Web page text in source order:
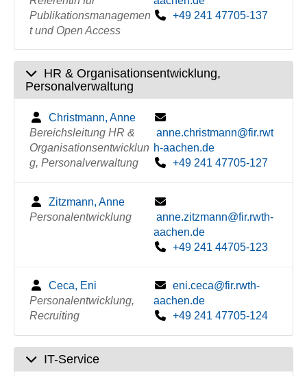
Publikationsmanagemen
t und Open Access
+49 241 47705-137
HR & Organisationsentwicklung,
Personalverwaltung
Christmann, Anne
Bereichsleitung HR &
Organisationsentwicklun
g, Personalverwaltung
anne.christmann@fir.rwt
h-aachen.de
+49 241 47705-127
Zitzmann, Anne
Personalentwicklung
anne.zitzmann@fir.rwth-
aachen.de
+49 241 44705-123
Ceca, Eni
Personalentwicklung,
Recruiting
eni.ceca@fir.rwth-
aachen.de
+49 241 47705-124
IT-Service